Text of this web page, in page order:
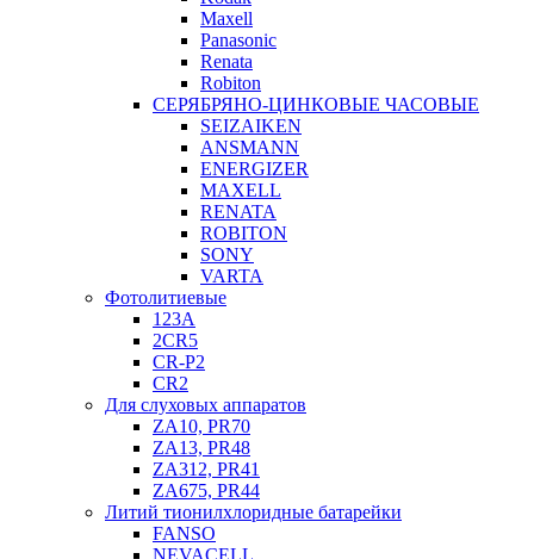
Maxell
Panasonic
Renata
Robiton
СЕРЯБРЯНО-ЦИНКОВЫЕ ЧАСОВЫЕ
SEIZAIKEN
ANSMANN
ENERGIZER
MAXELL
RENATA
ROBITON
SONY
VARTA
Фотолитиевые
123A
2CR5
CR-P2
CR2
Для слуховых аппаратов
ZA10, PR70
ZA13, PR48
ZA312, PR41
ZA675, PR44
Литий тионилхлоридные батарейки
FANSO
NEVACELL